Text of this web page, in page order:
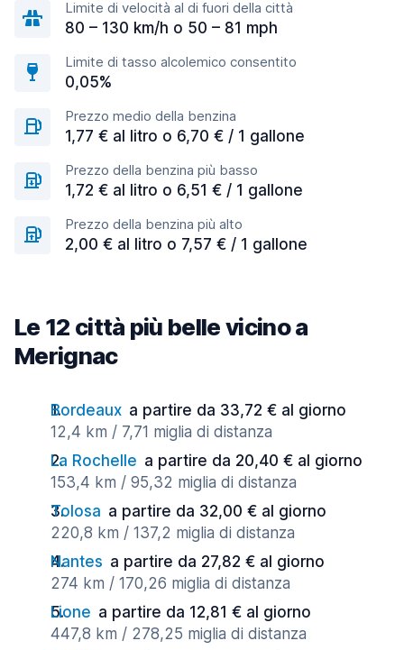
Limite di velocità al di fuori della città
80 – 130 km/h o 50 – 81 mph
Limite di tasso alcolemico consentito
0,05%
Prezzo medio della benzina
1,77 € al litro o 6,70 € / 1 gallone
Prezzo della benzina più basso
1,72 € al litro o 6,51 € / 1 gallone
Prezzo della benzina più alto
2,00 € al litro o 7,57 € / 1 gallone
Le 12 città più belle vicino a
Merignac
Bordeaux a partire da 33,72 € al giorno
12,4 km / 7,71 miglia di distanza
La Rochelle a partire da 20,40 € al giorno
153,4 km / 95,32 miglia di distanza
Tolosa a partire da 32,00 € al giorno
220,8 km / 137,2 miglia di distanza
Nantes a partire da 27,82 € al giorno
274 km / 170,26 miglia di distanza
Lione a partire da 12,81 € al giorno
447,8 km / 278,25 miglia di distanza